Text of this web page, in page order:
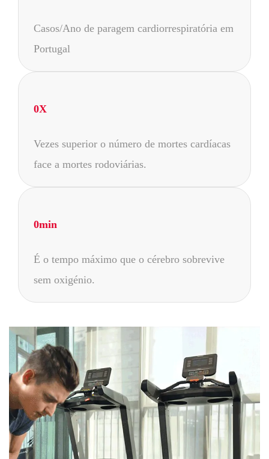
Casos/Ano de paragem cardiorrespiratória em
Portugal
0X
Vezes superior o número de mortes cardíacas
face a mortes rodoviárias.
0min
É o tempo máximo que o cérebro sobrevive
sem oxigénio.